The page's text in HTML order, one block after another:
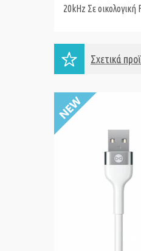
20kHz Σε οικολογική
Σχετικά